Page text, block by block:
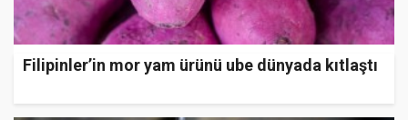
Filipinler’in mor yam ürünü ube dünyada kıtlaştı